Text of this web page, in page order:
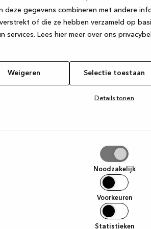
deze gegevens combineren met andere
of die ze hebben verzameld op
services. Lees hier meer over ons
Weigeren Selectie toestaan
Details tonen
Noodzakelijk
Voorkeuren
Statistieken
has occurred while loading